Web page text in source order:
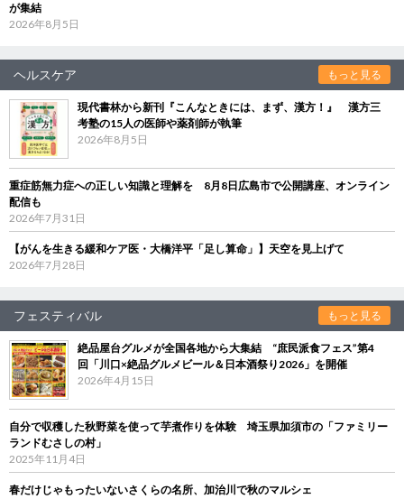
が集結
2026年8月5日
ヘルスケア もっと見る
現代書林から新刊『こんなときには、まず、漢方！』 漢方三
考塾の15人の医師や薬剤師が執筆
2026年8月5日
重症筋無力症への正しい知識と理解を 8月8日広島市で公開講座、オンライン
配信も
2026年7月31日
【がんを生きる緩和ケア医・大橋洋平「足し算命」】天空を見上げて
2026年7月28日
フェスティバル もっと見る
絶品屋台グルメが全国各地から大集結 “庶民派食フェス”第4
回「川口×絶品グルメビール＆日本酒祭り2026」を開催
2026年4月15日
自分で収穫した秋野菜を使って芋煮作りを体験 埼玉県加須市の「ファミリー
ランドむさしの村」
2025年11月4日
春だけじゃもったいないさくらの名所、加治川で秋のマルシェ